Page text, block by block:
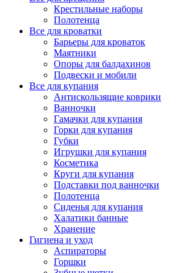
Крестильные наборы
Полотенца
Все для кроватки
Барьеры для кроваток
Маятники
Опоры для балдахинов
Подвески и мобили
Все для купания
Антискользящие коврики
Ванночки
Гамачки для купания
Горки для купания
Губки
Игрушки для купания
Косметика
Круги для купания
Подставки под ванночки
Полотенца
Сиденья для купания
Халатики банные
Хранение
Гигиена и уход
Аспираторы
Горшки